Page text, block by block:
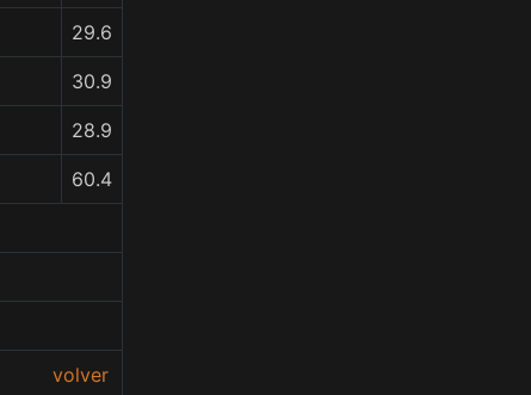
29.6
30.9
28.9
60.4
volver